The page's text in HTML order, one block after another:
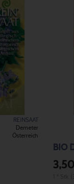
REINSAAT
Demeter
Österreich
BIO